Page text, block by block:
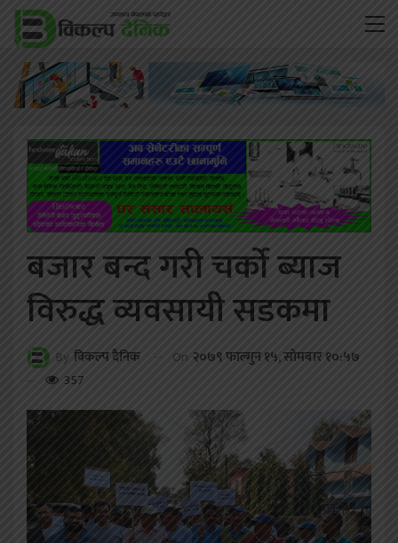
बजार बन्द गरी चर्को ब्याज
विरुद्ध व्यवसायी सडकमा
By विकल्प दैनिक On २०७९ फाल्गुन १५, सोमबार १०:५७
357